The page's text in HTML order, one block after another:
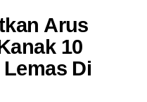
seorang remaja
dalam keadaan
tersebar luas dan
Malaysia
yang hangat
Arus
10
Di